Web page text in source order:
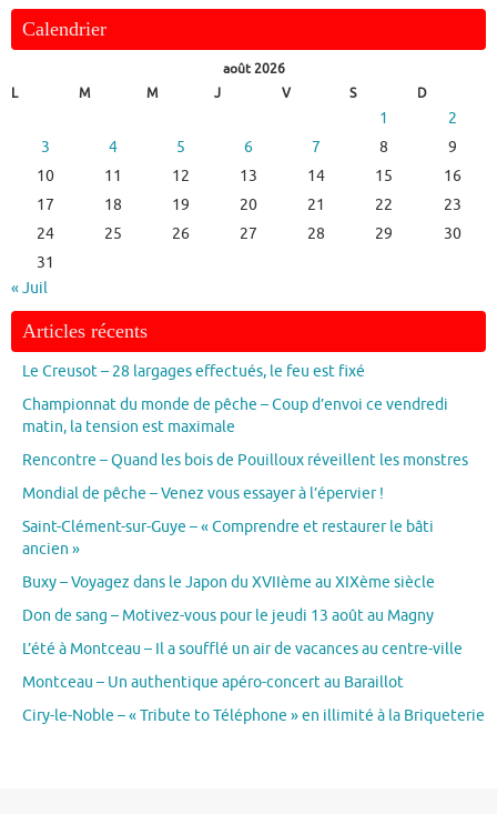
Calendrier
août 2026
L
M M J V S D
1
2
3
4 5 6 7 8
9
10
11 12 13 14 15
16
17
18 19 20 21 22
23
24
25 26 27 28 29
30
31
« Juil
Articles récents
Le Creusot – 28 largages effectués, le feu est fixé
Championnat du monde de pêche – Coup d’envoi ce vendredi
matin, la tension est maximale
Rencontre – Quand les bois de Pouilloux réveillent les monstres
Mondial de pêche – Venez vous essayer à l’épervier !
Saint-Clément-sur-Guye – « Comprendre et restaurer le bâti
ancien »
Buxy – Voyagez dans le Japon du XVIIème au XIXème siècle
Don de sang – Motivez-vous pour le jeudi 13 août au Magny
L’été à Montceau – Il a soufflé un air de vacances au centre-ville
Montceau – Un authentique apéro-concert au Baraillot
Ciry-le-Noble – « Tribute to Téléphone » en illimité à la Briqueterie